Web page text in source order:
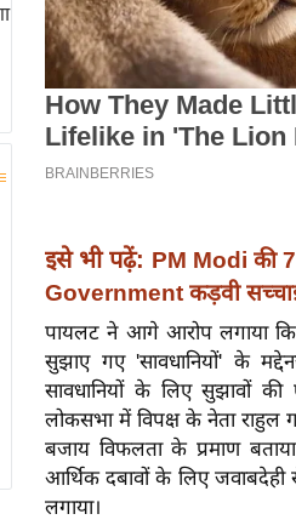
इसे भी पढ़ें: PM Modi की
Government कड़वी सच्चाई
पायलट ने आगे आरोप लगाया कि
सुझाए गए 'सावधानियों' के
सावधानियों के लिए सुझावों
लोकसभा में विपक्ष के नेता राहुल
बजाय विफलता के प्रमाण
आर्थिक दबावों के लिए
लगाया।